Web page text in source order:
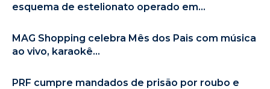
esquema de estelionato operado em...
MAG Shopping celebra Mês dos Pais com música
ao vivo, karaokê...
PRF cumpre mandados de prisão por roubo e